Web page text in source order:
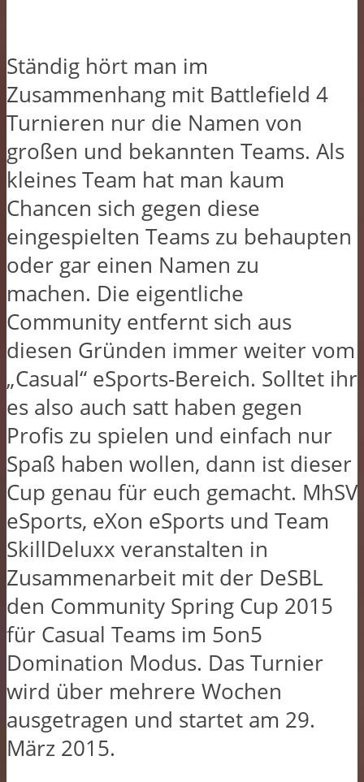
Ständig hört man im
Zusammenhang mit Battlefield 4
Turnieren nur die Namen von
großen und bekannten Teams. Als
kleines Team hat man kaum
Chancen sich gegen diese
eingespielten Teams zu behaupten
oder gar einen Namen zu
machen. Die eigentliche
Community entfernt sich aus
diesen Gründen immer weiter vom
„Casual“ eSports-Bereich. Solltet ihr
es also auch satt haben gegen
Profis zu spielen und einfach nur
Spaß haben wollen, dann ist dieser
Cup genau für euch gemacht. MhSV
eSports, eXon eSports und Team
SkillDeluxx veranstalten in
Zusammenarbeit mit der DeSBL
den Community Spring Cup 2015
für Casual Teams im 5on5
Domination Modus. Das Turnier
wird über mehrere Wochen
ausgetragen und startet am 29.
März 2015.